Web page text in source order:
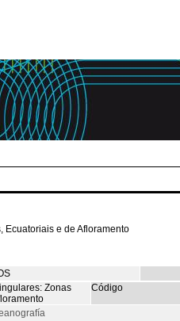
e de Afloramento
Zonas
Código